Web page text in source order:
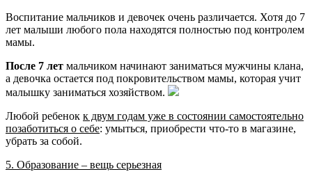
Воспитание мальчиков и девочек очень различается. Хотя до 7
лет малыши любого пола находятся полностью под контролем
мамы.
После 7 лет мальчиком начинают заниматься мужчины клана,
а девочка остается под покровительством мамы, которая учит
малышку заниматься хозяйством.
Любой ребенок к двум годам уже в состоянии самостоятельно
позаботиться о себе: умыться, приобрести что-то в магазине,
убрать за собой.
5. Образование – вещь серьезная